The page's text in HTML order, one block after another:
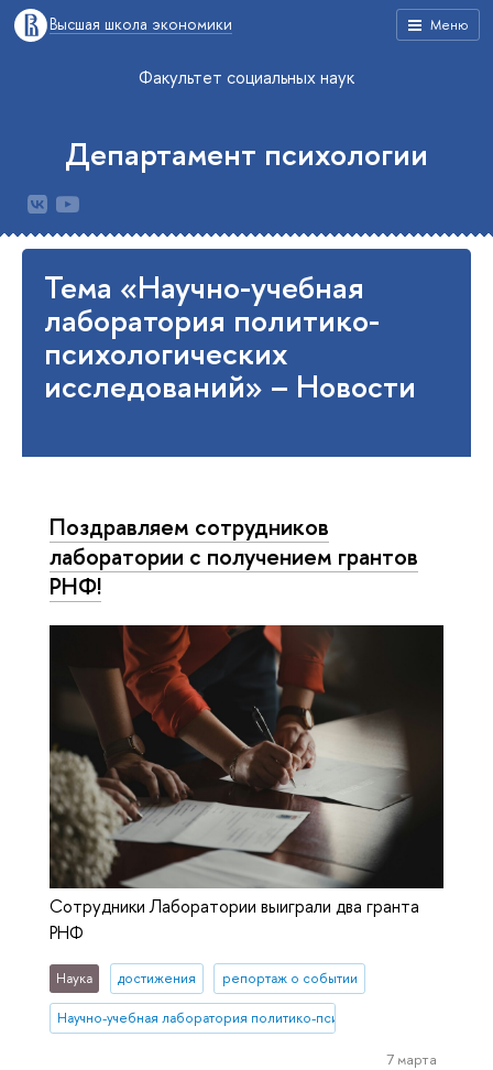
Меню
Высшая школа экономики
Факультет социальных наук
Департамент психологии
Тема «Научно-учебная
лаборатория политико-
психологических
исследований» – Новости
Поздравляем сотрудников
лаборатории с получением грантов
РНФ!
Сотрудники Лаборатории выиграли два гранта
РНФ
Наука достижения репортаж о событии
Научно-учебная лаборатория политико-психологических
7 марта